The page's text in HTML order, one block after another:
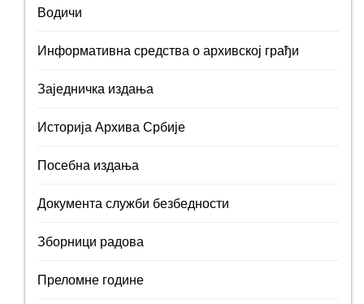
Водичи
Информативна средства о архивској грађи
Заједничка издања
Историја Архива Србије
Посебна издања
Документа служби безбедности
Зборници радова
Преломне године